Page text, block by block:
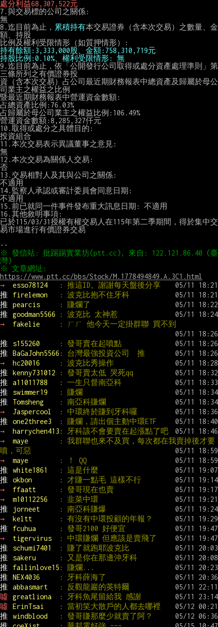
處分利益68,307,522元
7.與交易標的公司之關係:
無
8.迄目前為止， 累積持有本交易證券（含本次交易）之數量、金
額、持股
持有餘額:3,333,000股、金額:758,310,719元
持股比例:0.10%、權利受限情形: 無
9.迄目前為止，依「公開發行公司取得或處分資產處理準則」第
三條所列之有價證券投
資（含本次交易）占公司最近期財務報表中總資產及歸屬於母公
司業主之權益之比例
暨最近期財務報表中營運資金數額:
占總資產比例:76.03%
占歸屬於母公司業主之權益比例:106.49%
營運資金數額:8,285,327仟元
10.取得或處分之具體目的:
投資組合
11.本次交易表示異議董事之意見:
無
12.本次交易為關係人交易:
否
13.交易相對人及其與公司之關係:
不適用
14.監察人承認或審計委員會同意日期:
不適用
15.前已就同一件事件發布重大訊息日期: 不適用
16.其他敘明事項:
已於115/03/31授權有權交易人在115年第二季期間，得於集中交
易市場進行有價證券交易
※ 發信站: 批踢踢實業坊(ptt.cc), 來自: 122.121.86.40 (臺
https://www.ptt.cc/bbs/Stock/M.1778494849.A.3C1.html
→
esso78124
: 推這ID。謝謝每天盤後分享
推
firelemon
: 波克比抱不住牙科
推
pearcis
: 賺爛了
推
goodman5566
: 波克比 太神惹
→
fakelie : ㄏㄏ 他今天一定掛群聯 買不到
推 s155260
: 發哥賣在起噴點
推
BaGaJohn5566 : 台灣最強投資公司  推
→
hc20016
: 波克比秀操作
推
kenny731012
: 發哥賣太低 哭死qq
推
a11011788
: 一生只督南亞科
推
swimmer19
: 賺爛
推
Tomsheng
: 南亞科賺爛
→
Jaspercool
: 中環終於賺到牙科囉
推
one2three3
: 賺爛，請出個主動中環ETF
→
harrychen413 : 牙科該不會要賣在起漲點了吧
→
maye
: 我群聯也來不及買，每次都在我賣掉後才要
噴，可惡
→
maye
: ！ QQ
推
white1861
: 這是什麼
推
okbon
: 才賺一點毛 這樣不行
→
ffaatt
: 發哥現在也賣
→
m10112256
: 韭菜中環
推
jorneet
: 南亞科賺爆
→
keltt
: 有沒有中環投顧的年報？
推
fcuhua
: 發哥2100 好便宜
→
tigervirus
: 中環賺爛 但應該是賣飛了
推
schumi7401
: 賺了就跑耶波克比
推
sakeru
: 又是你在那邊沖牙科
推
fallinlove15 : 賺爛...
推
NEX4036
: 牙科薛海了
推
abbasmart
: 反觀龍巖的英特爾
噓
greatliona
: 牙科魚尾留給我 感謝
噓
ErinTsai
: 當初笑大散戶的人都去哪裡
推
windblood
: 發哥賺那麼少就賣了阿？